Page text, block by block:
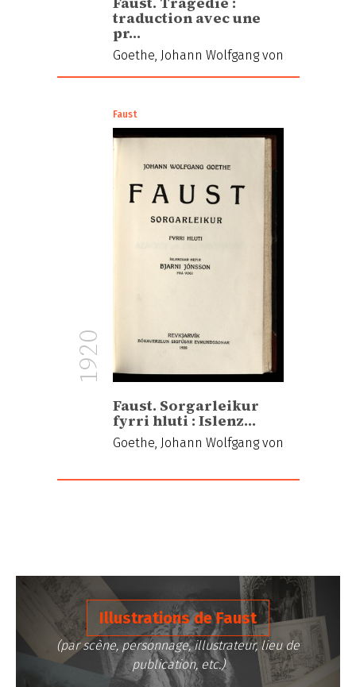
traduction avec une
pr…
Goethe, Johann Wolfgang von
Faust
1920
Faust. Sorgarleikur
fyrri hluti : Islenz…
Goethe, Johann Wolfgang von
Illustrations de Faust
(par scène, personnage, illustrateur, lieu de
publication, etc.)